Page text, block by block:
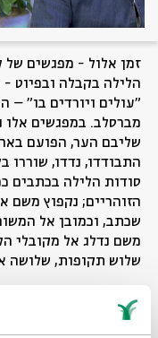
זמן אלול - מפגשים של
הלילה בקבלה ובפיוט -
"עולים ויורדים בו" –
מברסלב. במפגשים אלו
שליבם הער, הפועם
התבודדו, נדדו, שוררו
סודות הלילה בכתבים
הזוהריים; נקפוץ משם
שכתב, וכמובן אל
משם נדלג אל מקובלי
שלוש תקופות, שלושה
שיתוף